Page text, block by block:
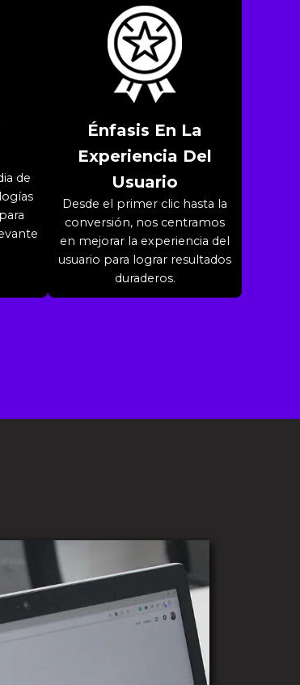
de
Énfasis En La
Experiencia Del
Usuario
Desde el primer clic hasta la
conversión, nos centramos
en mejorar la experiencia del
usuario para lograr resultados
duraderos.